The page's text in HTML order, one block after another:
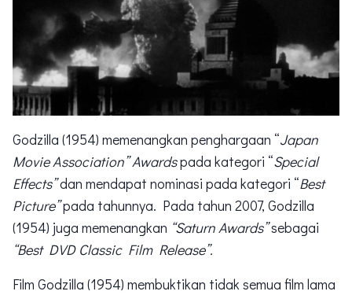
Godzilla (1954) memenangkan penghargaan “Japan
Movie Association” Awardspada kategori “Special
Effects”dan mendapat nominasi pada kategori “Best
Picture”pada tahunnya. Pada tahun 2007, Godzilla
(1954) juga memenangkan “Saturn Awards”sebagai
“Best DVD Classic Film Release”.
Film Godzilla (1954) membuktikan tidak semua film lama